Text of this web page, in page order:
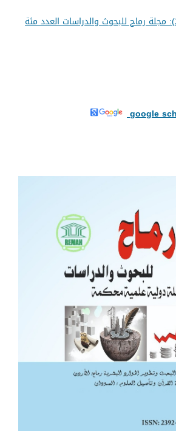
مجلد 4 عدد 132 (2026): مجلة رماح للبحوث والدراسات العدد مئة